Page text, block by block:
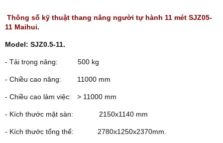
Thông số kỹ thuật thang nâng người tự hành 11 mét SJZ05-
11 Maihui.
Model: SJZ0.5-11.
- Tải trọng nâng: 500 kg
- Chiều cao nâng: 11000 mm
- Chiều cao làm việc: > 11000 mm
- Kích thước mặt sàn: 2150x1140 mm
- Kích thước tổng thể: 2780x1250x2370mm.